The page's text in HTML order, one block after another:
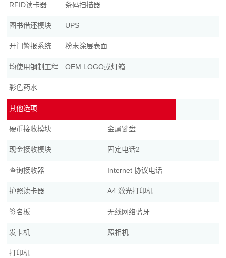
RFID读卡器 条码扫描器
图书借还模块 UPS
开门警报系统 粉末涂层表面
均使用钢制工程 OEM LOGO或灯箱
彩色药水
其他选项
硬币接收模块 金属键盘
现金接收模块 固定电话2
查询接收器 Internet 协议电话
护照读卡器 A4 激光打印机
签名板 无线网络蓝牙
发卡机 照相机
打印机